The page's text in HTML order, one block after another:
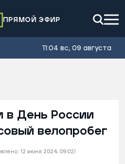
ПРЯМОЙ ЭФИР
11:04 вс, 09 августа
12 июня 2024, 09:02)
в День России
велопробег